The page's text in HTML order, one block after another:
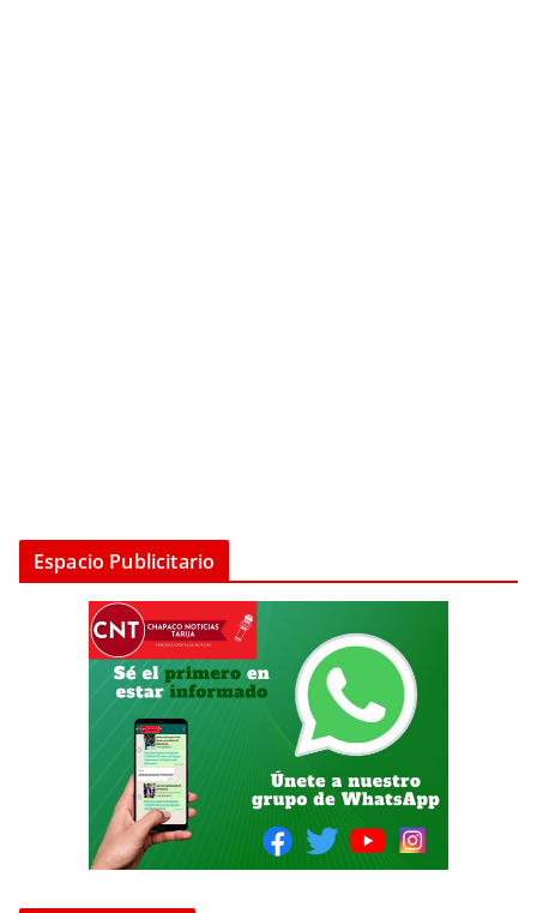
Espacio Publicitario